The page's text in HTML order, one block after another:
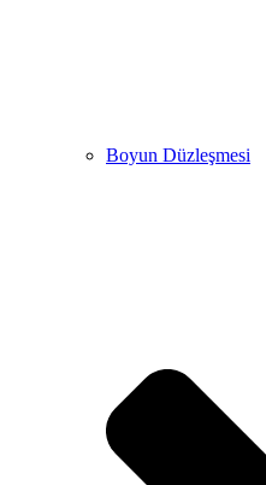
Boyun Düzleşmesi